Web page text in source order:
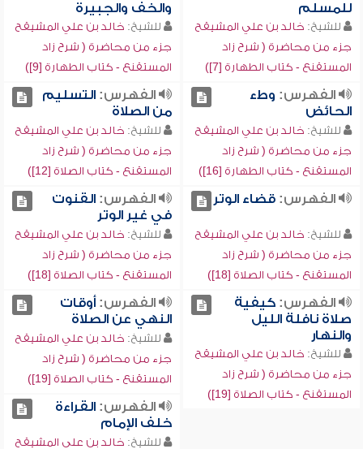
للمسلم
للشيخ: خالد بن علي المشيقح
جزء من محاضرة ( شرح زاد
المستقنع - كتاب الطهارة [7])
والخف والجبيرة
للشيخ: خالد بن علي المشيقح
جزء من محاضرة ( شرح زاد
المستقنع - كتاب الطهارة [9])
الفهرس: وطء
الحائض
للشيخ: خالد بن علي المشيقح
جزء من محاضرة ( شرح زاد
المستقنع - كتاب الطهارة [16])
الفهرس:التسليم
من الصلاة
للشيخ: خالد بن علي المشيقح
جزء من محاضرة ( شرح زاد
المستقنع - كتاب الصلاة [12])
الفهرس:قضاء الوتر
للشيخ: خالد بن علي المشيقح
جزء من محاضرة ( شرح زاد
المستقنع - كتاب الصلاة [18])
الفهرس:القنوت
في غير الوتر
للشيخ: خالد بن علي المشيقح
جزء من محاضرة ( شرح زاد
المستقنع - كتاب الصلاة [18])
الفهرس:كيفية
صلاة نافلة الليل
والنهار
للشيخ: خالد بن علي المشيقح
جزء من محاضرة ( شرح زاد
المستقنع - كتاب الصلاة [19])
الفهرس:أوقات
النهي عن الصلاة
للشيخ: خالد بن علي المشيقح
جزء من محاضرة ( شرح زاد
المستقنع - كتاب الصلاة [19])
الفهرس:القراءة
خلف الإمام
للشيخ: خالد بن علي المشيقح